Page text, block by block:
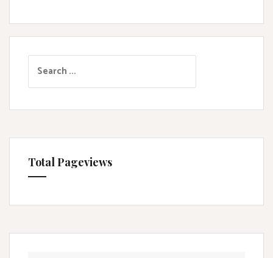
a
r
h
o
r
Total Pageviews